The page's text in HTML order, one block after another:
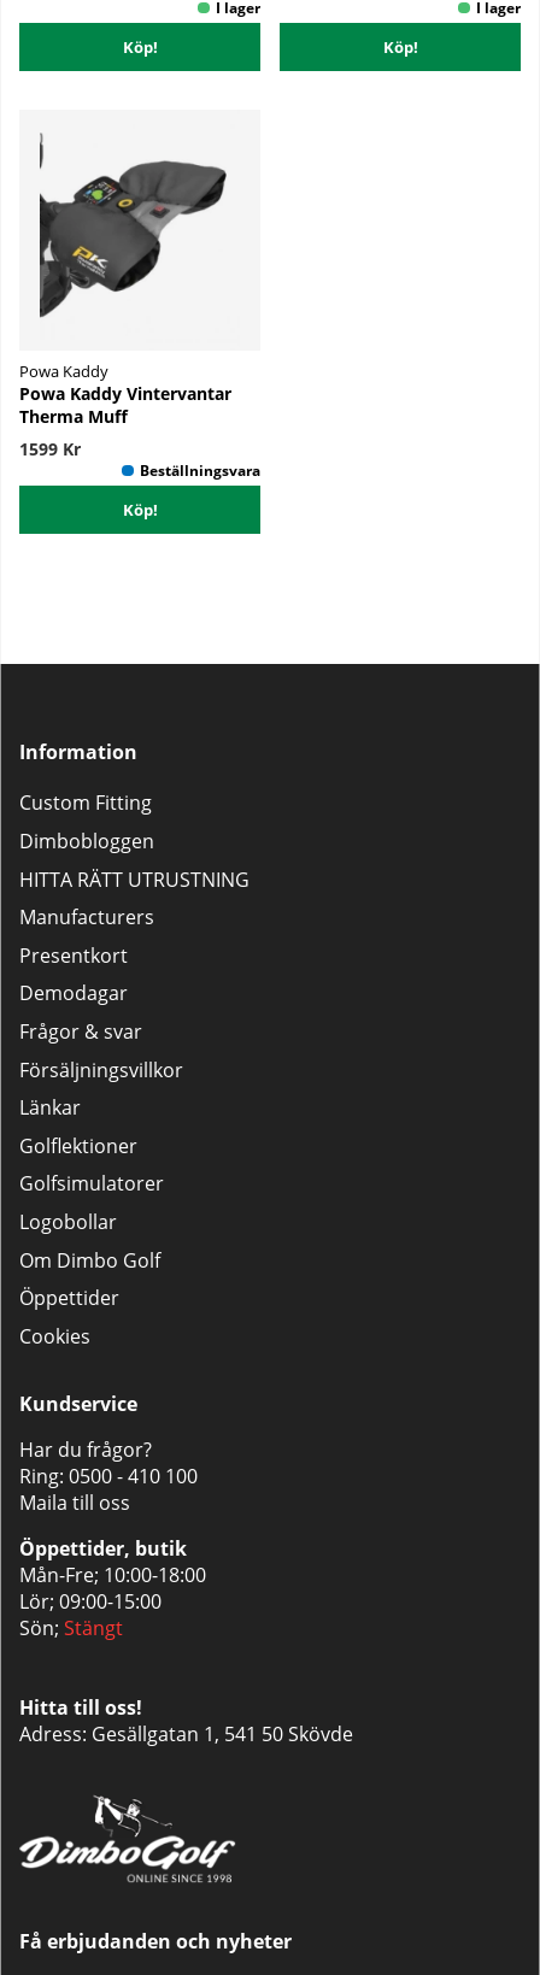
Köp! Köp!
Powa Kaddy
Powa Kaddy Vintervantar
Therma Muff
1599 Kr
Köp!
Information
Custom Fitting
Dimbobloggen
HITTA RÄTT UTRUSTNING
Manufacturers
Presentkort
Demodagar
Frågor & svar
Försäljningsvillkor
Länkar
Golflektioner
Golfsimulatorer
Logobollar
Om Dimbo Golf
Öppettider
Cookies
Kundservice
Har du frågor?
Ring: 0500 - 410 100
Maila till oss
Öppettider, butik
Mån-Fre; 10:00-18:00
Lör; 09:00-15:00
Sön; Stängt
Hitta till oss!
Adress: Gesällgatan 1, 541 50 Skövde
Få erbjudanden och nyheter